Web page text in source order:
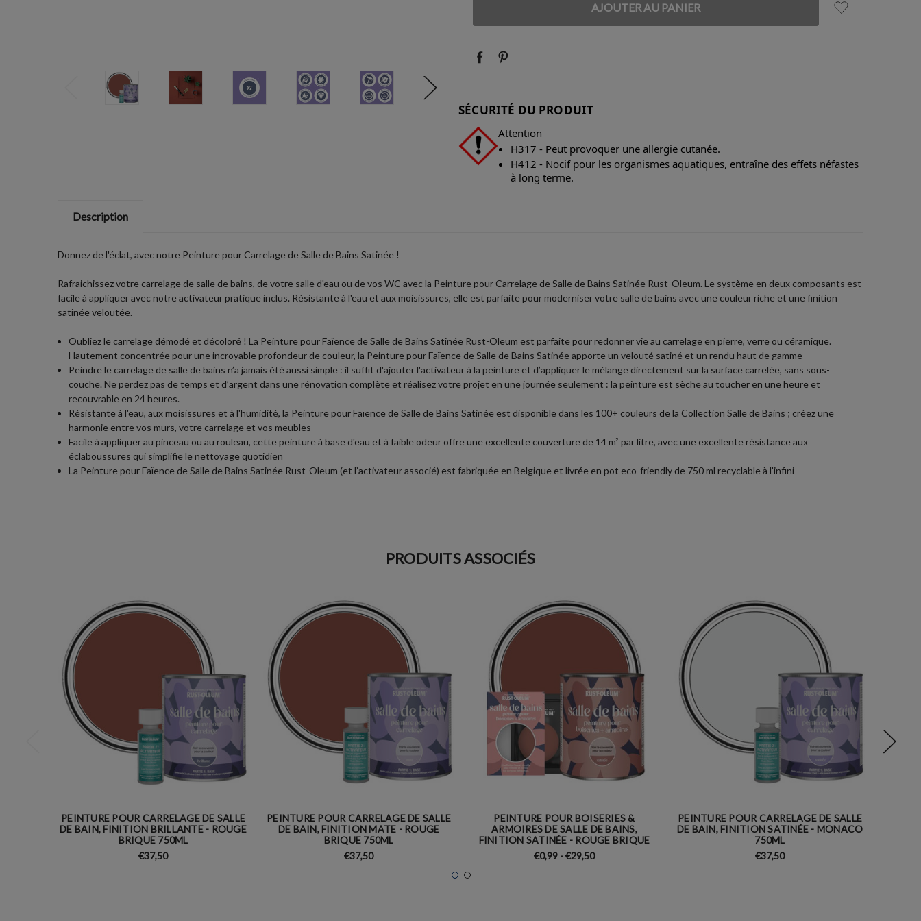
:
:
SÉCURITÉ DU PRODUIT
Attention
H317 - Peut provoquer une allergie cutanée.
H412 - Nocif pour les organismes aquatiques, entraîne des effets néfastes
à long terme.
Description
Donnez de l'éclat, avec notre Peinture pour Carrelage de Salle de Bains Satinée !
Rafraichissez votre carrelage de salle de bains, de votre salle d'eau ou de vos WC avec la Peinture pour Carrelage de Salle de Bains Satinée Rust-Oleum. Le système en deux composants est
facile à appliquer avec notre activateur pratique inclus. Résistante à l'eau et aux moisissures, elle est parfaite pour moderniser votre salle de bains avec une couleur riche et une finition
satinée veloutée.
Oubliez le carrelage démodé et décoloré ! La Peinture pour Faïence de Salle de Bains Satinée Rust-Oleum est parfaite pour redonner vie au carrelage en pierre, verre ou céramique.
Hautement concentrée pour une incroyable profondeur de couleur, la Peinture pour Faïence de Salle de Bains Satinée apporte un velouté satiné et un rendu haut de gamme
Peindre le carrelage de salle de bains n’a jamais été aussi simple : il suffit d'ajouter l'activateur à la peinture et d’appliquer le mélange directement sur la surface carrelée, sans sous-
couche. Ne perdez pas de temps et d’argent dans une rénovation complète et réalisez votre projet en une journée seulement : la peinture est sèche au toucher en une heure et
recouvrable en 24 heures.
Résistante à l'eau, aux moisissures et à l'humidité, la Peinture pour Faïence de Salle de Bains Satinée est disponible dans les 100+ couleurs de la Collection Salle de Bains ; créez une
harmonie entre vos murs, votre carrelage et vos meubles
Facile à appliquer au pinceau ou au rouleau, cette peinture à base d'eau et à faible odeur offre une excellente couverture de 14 m² par litre, avec une excellente résistance aux
éclaboussures qui simplifie le nettoyage quotidien
La Peinture pour Faïence de Salle de Bains Satinée Rust-Oleum (et l’activateur associé) est fabriquée en Belgique et livrée en pot eco-friendly de 750 ml recyclable à l'infini
PRODUITS ASSOCIÉS
PEINTURE POUR CARRELAGE DE SALLE
DE BAIN, FINITION BRILLANTE - ROUGE
BRIQUE 750ML
€37,50
PEINTURE POUR CARRELAGE DE SALLE
DE BAIN, FINITION MATE - ROUGE
BRIQUE 750ML
€37,50
PEINTURE POUR BOISERIES &
ARMOIRES DE SALLE DE BAINS,
FINITION SATINÉE - ROUGE BRIQUE
€0,99 - €29,50
PEINTURE POUR CARRELAGE DE SALLE
DE BAIN, FINITION SATINÉE - MONACO
750ML
€37,50